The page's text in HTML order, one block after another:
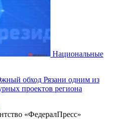
Национальные
обход Рязани одним из
проектов региона
«ФедералПресс»